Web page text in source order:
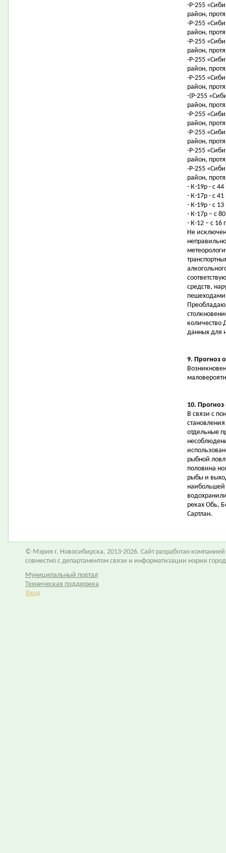
-Р-255
район,
-Р-255
район,
-Р-255
район,
-Р-255
район,
-Р-255
район,
-(Р-255
район,
-Р-255
район,
-Р-255
район,
-Р-255
район,
-Р-255
район,
- К-19р - с
- К-17р - с
- К-19р - с
- К-17р – с
- К-12 – с 16
Не
средств,
количество
данных для
9. Прогноз
10. Прогноз
В связи с
отдельные
рыбной
половина
рыбы и
наибольшей
реках Обь,
Сартлан.
© Мэрия г. Новосибирска, 2013-2026. Сайт разработан компанией
совместно с департаментом связи и информатизации мэрии
Муниципальный портал
Техническая поддержка
Вход